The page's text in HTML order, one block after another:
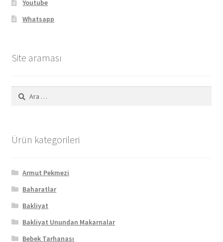
Youtube
Whatsapp
Site araması
Arama:
Ürün kategorileri
Armut Pekmezi
Baharatlar
Bakliyat
Bakliyat Unundan Makarnalar
Bebek Tarhanası